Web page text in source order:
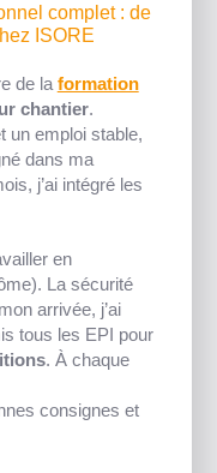
complet : de
ISORE
de la formation
chantier.
un emploi stable,
dans ma
j’ai intégré les
en
La sécurité
arrivée, j’ai
tous les EPI pour
. À chaque
consignes et